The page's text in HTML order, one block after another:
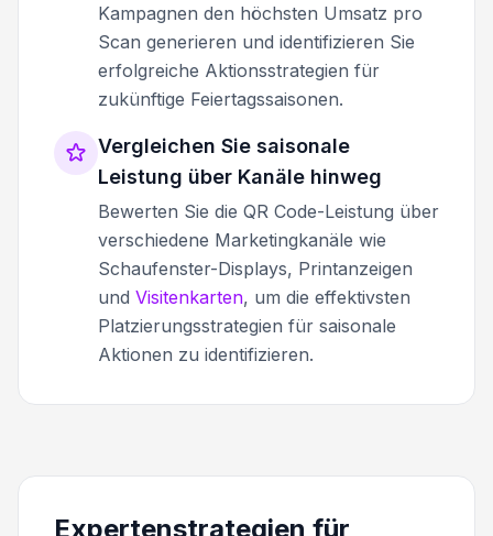
Kampagnen den höchsten Umsatz pro
Scan generieren und identifizieren Sie
erfolgreiche Aktionsstrategien für
zukünftige Feiertagssaisonen.
Vergleichen Sie saisonale
Leistung über Kanäle hinweg
Bewerten Sie die QR Code-Leistung über
verschiedene Marketingkanäle wie
Schaufenster-Displays, Printanzeigen
und Visitenkarten, um die effektivsten
Platzierungsstrategien für saisonale
Aktionen zu identifizieren.
Expertenstrategien für